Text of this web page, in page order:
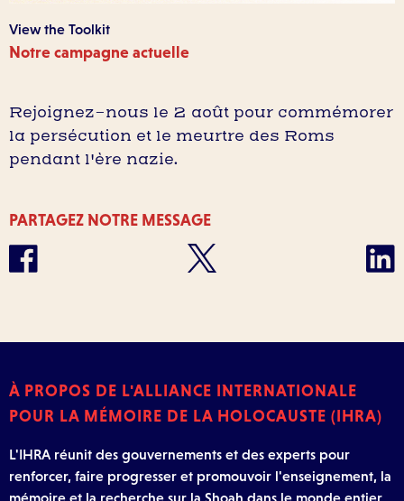
View the Toolkit
Notre campagne actuelle
Rejoignez-nous le 2 août pour commémorer
la persécution et le meurtre des Roms
pendant l'ère nazie.
PARTAGEZ NOTRE MESSAGE
À PROPOS DE L'ALLIANCE INTERNATIONALE
POUR LA MÉMOIRE DE LA HOLOCAUSTE (IHRA)
L'IHRA réunit des gouvernements et des experts pour
renforcer, faire progresser et promouvoir l'enseignement, la
mémoire et la recherche sur la Shoah dans le monde entier